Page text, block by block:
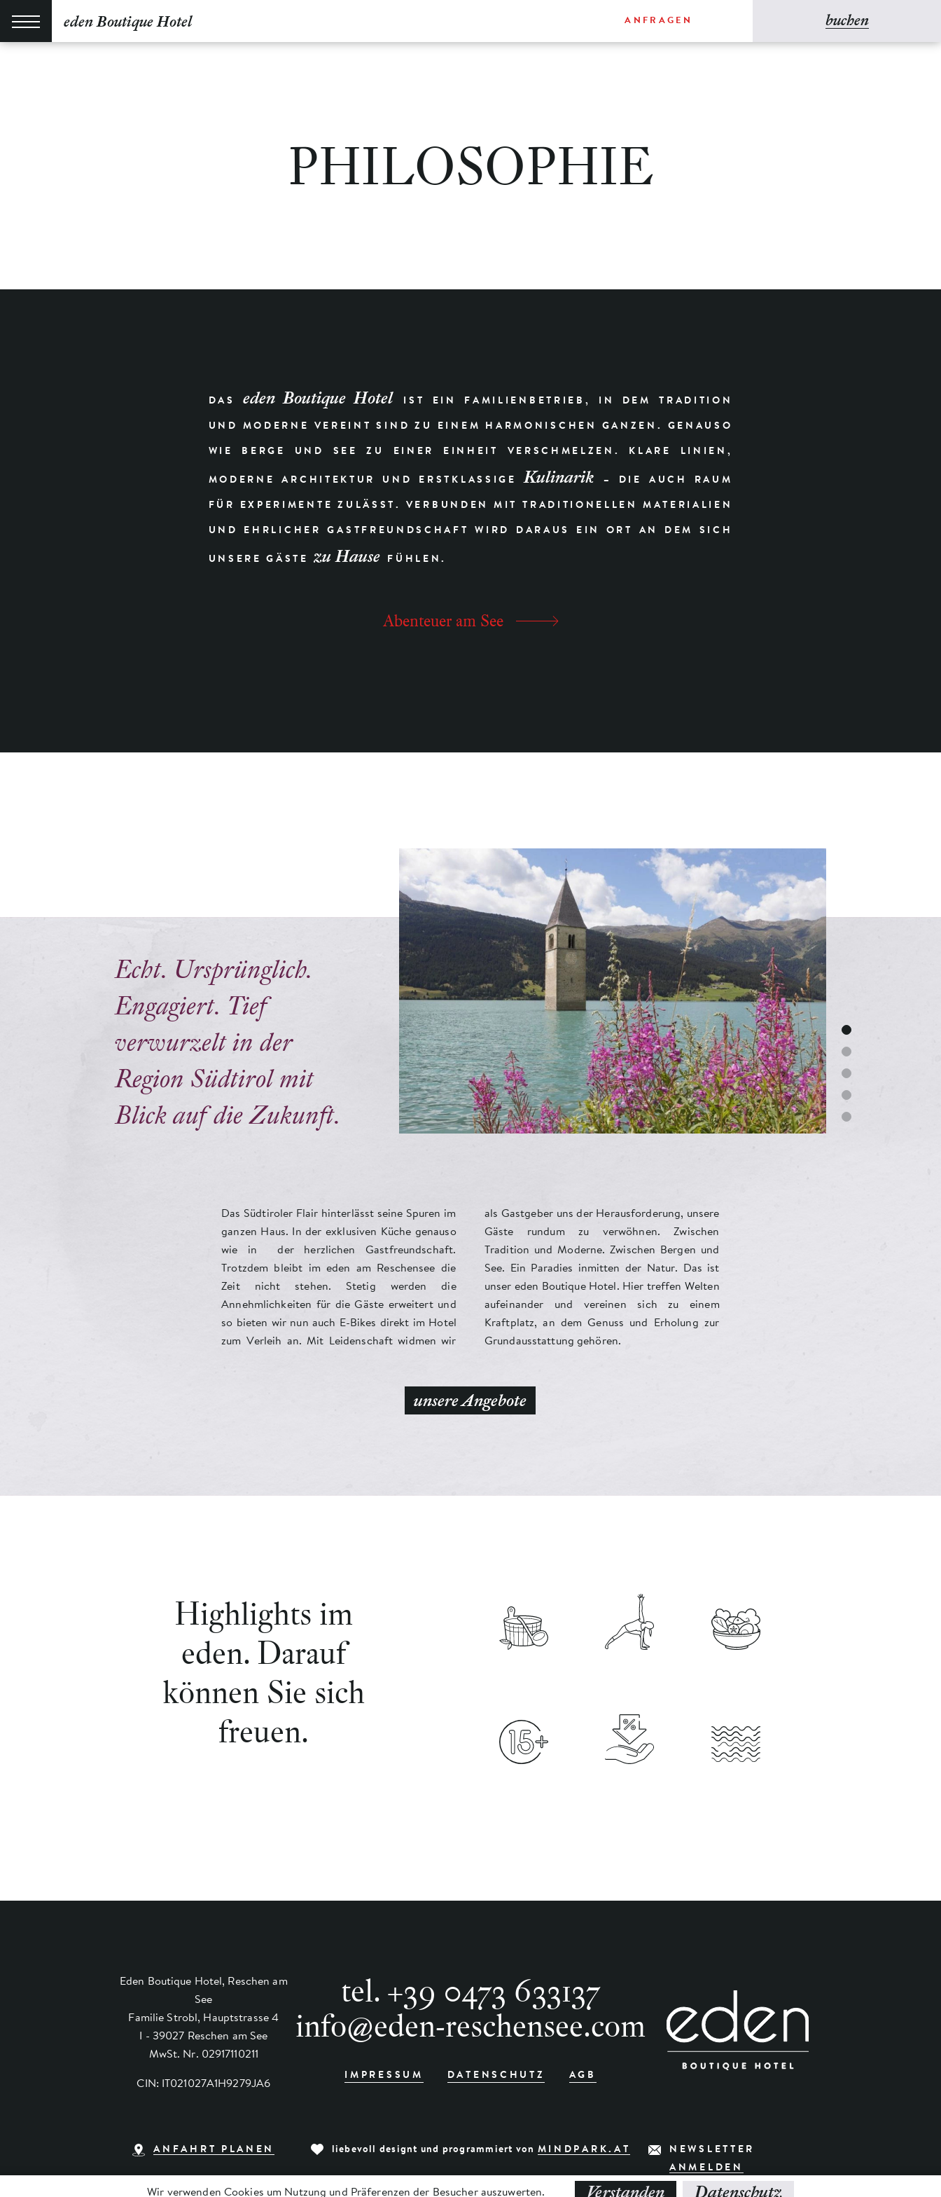
Wir verwenden Cookies um Nutzung und Präferenzen der Besucher auszuwerten. Verstanden Datenschutz
eden Boutique Hotel ANFRAGEN buchen
PHILOSOPHIE
DASeden Boutique Hotel IST EIN FAMILIENBETRIEB, IN DEM TRADITION
UND MODERNE VEREINT SIND ZU EINEM HARMONISCHEN GANZEN. GENAUSO
WIE BERGE UND SEE ZU EINER EINHEIT VERSCHMELZEN. KLARE LINIEN,
MODERNE ARCHITEKTUR UND ERSTKLASSIGEKulinarik – DIE AUCH RAUM
FÜR EXPERIMENTE ZULÄSST. VERBUNDEN MIT TRADITIONELLEN MATERIALIEN
UND EHRLICHER GASTFREUNDSCHAFT WIRD DARAUS EIN ORT AN DEM SICH
UNSERE GÄSTE zu Hause FÜHLEN.
Abenteuer am See
Echt. Ursprünglich.
Engagiert. Tief
verwurzelt in der
Region Südtirol mit
Blick auf die Zukunft.
Das Südtiroler Flair hinterlässt seine Spuren im
ganzen Haus. In der exklusiven Küche genauso
wie in der herzlichen Gastfreundschaft.
Trotzdem bleibt im eden am Reschensee die
Zeit nicht stehen. Stetig werden die
Annehmlichkeiten für die Gäste erweitert und
so bieten wir nun auch E-Bikes direkt im Hotel
zum Verleih an. Mit Leidenschaft widmen wir
als Gastgeber uns der Herausforderung, unsere
Gäste rundum zu verwöhnen. Zwischen
Tradition und Moderne. Zwischen Bergen und
See. Ein Paradies inmitten der Natur. Das ist
unser eden Boutique Hotel. Hier treffen Welten
aufeinander und vereinen sich zu einem
Kraftplatz, an dem Genuss und Erholung zur
Grundausstattung gehören.
unsere Angebote
Highlights im
eden. Darauf
können Sie sich
freuen.
Eden Boutique Hotel, Reschen am
See
Familie Strobl, Hauptstrasse 4
I - 39027 Reschen am See
MwSt. Nr. 02917110211
CIN: IT021027A1H9279JA6
tel. +39 0473 633137
info@eden-reschensee.com
IMPRESSUM DATENSCHUTZ AGB
ANFAHRT PLANEN liebevoll designt und programmiert von MINDPARK.AT
NEWSLETTER
ANMELDEN